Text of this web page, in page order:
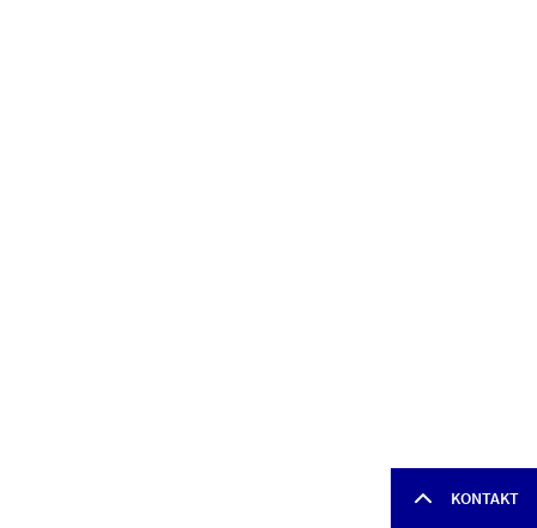
KONTAKT